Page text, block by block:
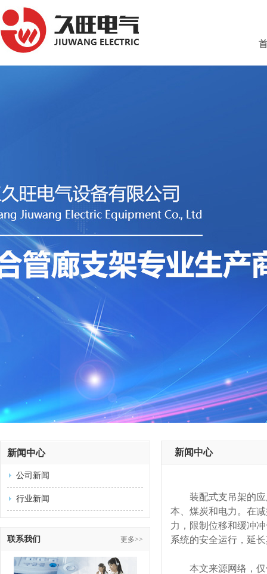
新闻中心
公司新闻
行业新闻
联系我们 更多>>
新闻中心
装配式支吊架的
本、煤炭和电力。在
力，限制位移和缓冲
系统的安全运行，延
本文来源网络，